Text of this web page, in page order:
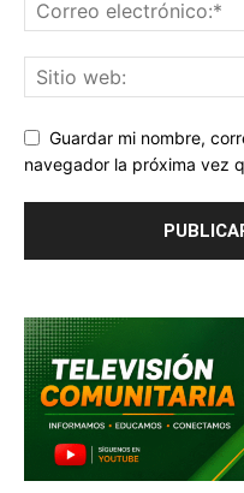
Guardar mi nombre,
navegador la próxima vez